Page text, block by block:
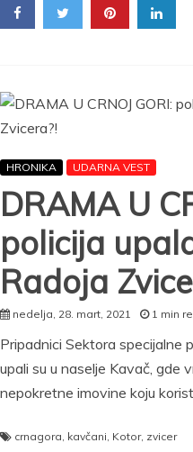
NEVOLJE
ČUVAJU
Džoni
u
ubistvu
škaljaraca
Atini,
sakrio
u
HRONIKA UDARNA VEST
DRAMA U
policija
Radoja
nedelja, 28. mart, 2021 1 min
Pripadnici Sektora specijalne
upali su u naselje Kavač, gde
nepokretne imovine koju
crnagora, kavčani, Kotor, zvicer